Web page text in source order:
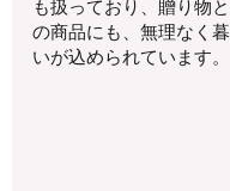
も扱っており、贈り物
の商品にも、無理なく
いが込められています。